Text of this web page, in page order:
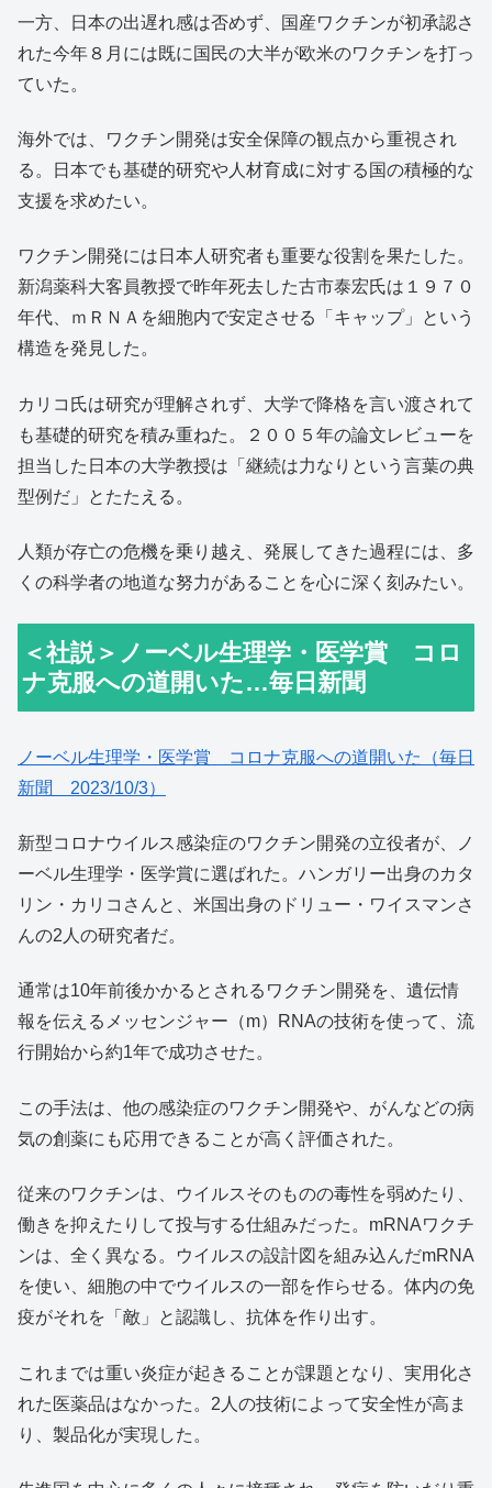
一方、日本の出遅れ感は否めず、国産ワクチンが初承認さ
れた今年８月には既に国民の大半が欧米のワクチンを打っ
ていた。
海外では、ワクチン開発は安全保障の観点から重視され
る。日本でも基礎的研究や人材育成に対する国の積極的な
支援を求めたい。
ワクチン開発には日本人研究者も重要な役割を果たした。
新潟薬科大客員教授で昨年死去した古市泰宏氏は１９７０
年代、ｍＲＮＡを細胞内で安定させる「キャップ」という
構造を発見した。
カリコ氏は研究が理解されず、大学で降格を言い渡されて
も基礎的研究を積み重ねた。２００５年の論文レビューを
担当した日本の大学教授は「継続は力なりという言葉の典
型例だ」とたたえる。
人類が存亡の危機を乗り越え、発展してきた過程には、多
くの科学者の地道な努力があることを心に深く刻みたい。
＜社説＞ノーベル生理学・医学賞 コロ
ナ克服への道開いた…毎日新聞
ノーベル生理学・医学賞 コロナ克服への道開いた（毎日
新聞 2023/10/3）
新型コロナウイルス感染症のワクチン開発の立役者が、ノ
ーベル生理学・医学賞に選ばれた。ハンガリー出身のカタ
リン・カリコさんと、米国出身のドリュー・ワイスマンさ
んの2人の研究者だ。
通常は10年前後かかるとされるワクチン開発を、遺伝情
報を伝えるメッセンジャー（m）RNAの技術を使って、流
行開始から約1年で成功させた。
この手法は、他の感染症のワクチン開発や、がんなどの病
気の創薬にも応用できることが高く評価された。
従来のワクチンは、ウイルスそのものの毒性を弱めたり、
働きを抑えたりして投与する仕組みだった。mRNAワクチ
ンは、全く異なる。ウイルスの設計図を組み込んだmRNA
を使い、細胞の中でウイルスの一部を作らせる。体内の免
疫がそれを「敵」と認識し、抗体を作り出す。
これまでは重い炎症が起きることが課題となり、実用化さ
れた医薬品はなかった。2人の技術によって安全性が高ま
り、製品化が実現した。